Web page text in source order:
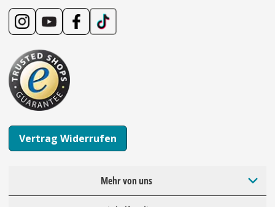
Vertrag Widerrufen
Mehr von uns